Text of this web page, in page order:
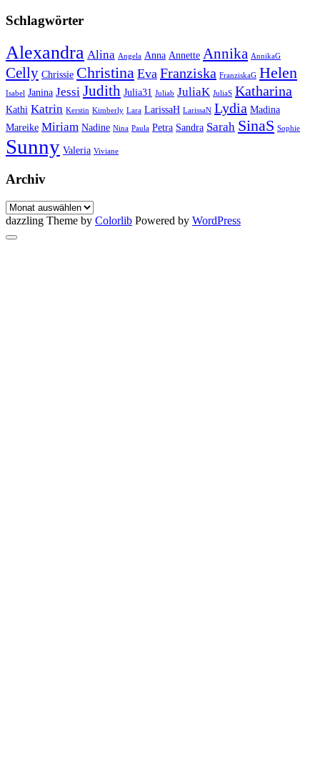
Schlagwörter
Alexandra Alina Angela Anna Annette Annika AnnikaG
Celly Chrissie Christina Eva Franziska FranziskaG Helen
Isabel Janina Jessi Judith Julia31 Juliab JuliaK JuliaS Katharina
Kathi Katrin Kerstin Kimberly Lara LarissaH LarissaN Lydia Madina
Mareike Miriam Nadine Nina Paula Petra Sandra Sarah SinaS Sophie
Sunny Valeria Viviane
Archiv
Archiv
dazzling Theme by Colorlib Powered by WordPress